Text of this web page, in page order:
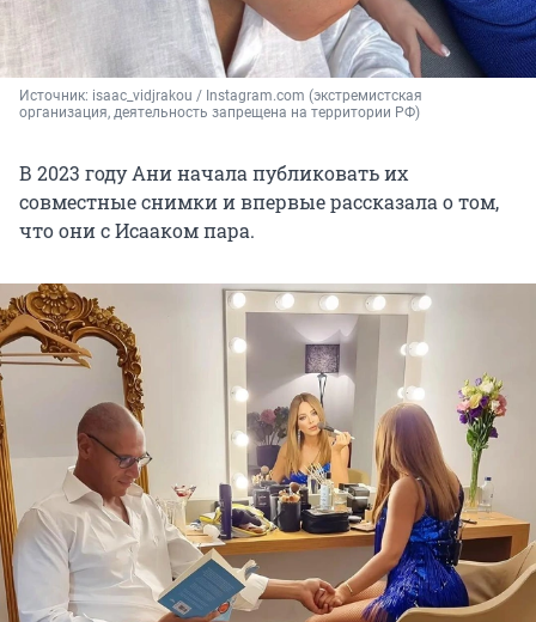
Источник: isaac_vidjrakou / Instagram.com (экстремистская
организация, деятельность запрещена на территории РФ)
В 2023 году Ани начала публиковать их
совместные снимки и впервые рассказала о том,
что они с Исааком пара.